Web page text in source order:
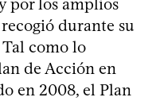
por los amplios
durante su
como lo
de Acción en
en 2008, el Plan